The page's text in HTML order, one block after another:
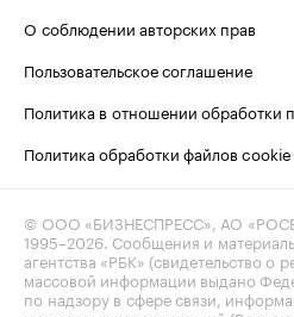
О соблюдении авторских прав
Пользовательское соглашение
Политика в отношении обработки
Политика обработки файлов cookie
© ООО «БИЗНЕСПРЕСС», АО
1995–2026. Сообщения и
агентства «РБК» (свидетельство о
массовой информации выдано
по надзору в сфере связи,